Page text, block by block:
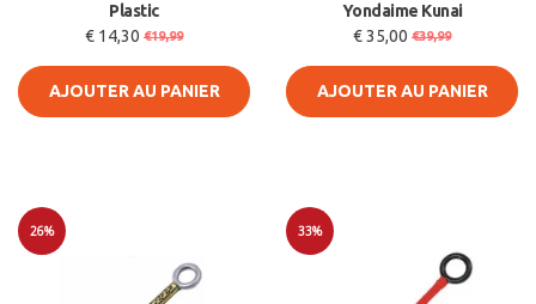
Plastic
€ 14,30 €19,99
AJOUTER AU PANIER
Yondaime Kunai
€ 35,00 €39,99
AJOUTER AU PANIER
26% 33%